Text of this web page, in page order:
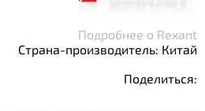
Подробнее о Rexant
Страна-производитель: Китай
Поделиться: